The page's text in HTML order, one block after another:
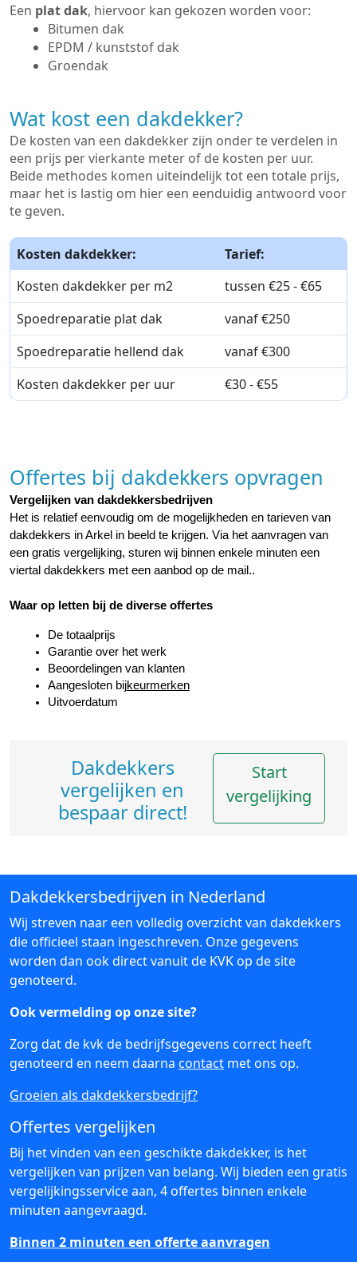
Een plat dak, hiervoor kan gekozen worden voor:
Bitumen dak
EPDM / kunststof dak
Groendak
Wat kost een dakdekker?
De kosten van een dakdekker zijn onder te verdelen in
een prijs per vierkante meter of de kosten per uur.
Beide methodes komen uiteindelijk tot een totale prijs,
maar het is lastig om hier een eenduidig antwoord voor
te geven.
Kosten dakdekker:
Tarief:
Kosten dakdekker per m2
tussen €25 - €65
Spoedreparatie plat dak
vanaf €250
Spoedreparatie hellend dak
vanaf €300
Kosten dakdekker per uur
€30 - €55
Offertes bij dakdekkers opvragen
Vergelijken van dakdekkersbedrijven
Het is relatief eenvoudig om de mogelijkheden en tarieven van
dakdekkers in Arkel in beeld te krijgen. Via het aanvragen van
een gratis vergelijking, sturen wij binnen enkele minuten een
viertal dakdekkers met een aanbod op de mail..
Waar op letten bij de diverse offertes
De totaalprijs
Garantie over het werk
Beoordelingen van klanten
Aangesloten bijkeurmerken
Uitvoerdatum
Dakdekkers
vergelijken en
bespaar direct!
Start
vergelijking
Dakdekkersbedrijven in Nederland
Wij streven naar een volledig overzicht van dakdekkers
die officieel staan ingeschreven. Onze gegevens
worden dan ook direct vanuit de KVK op de site
genoteerd.
Ook vermelding op onze site?
Zorg dat de kvk de bedrijfsgegevens correct heeft
genoteerd en neem daarna contact met ons op.
Groeien als dakdekkersbedrijf?
Offertes vergelijken
Bij het vinden van een geschikte dakdekker, is het
vergelijken van prijzen van belang. Wij bieden een gratis
vergelijkingsservice aan, 4 offertes binnen enkele
minuten aangevraagd.
Binnen 2 minuten een offerte aanvragen